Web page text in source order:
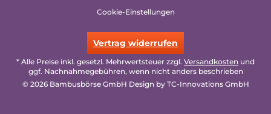
Cookie-Einstellungen
Vertrag widerrufen
* Alle Preise inkl. gesetzl. Mehrwertsteuer zzgl. Versandkosten und
ggf. Nachnahmegebühren, wenn nicht anders beschrieben
© 2026 Bambusbörse GmbH Design by TC-Innovations GmbH